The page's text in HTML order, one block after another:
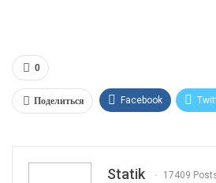
0
Поделиться Facebook
Statik 17409